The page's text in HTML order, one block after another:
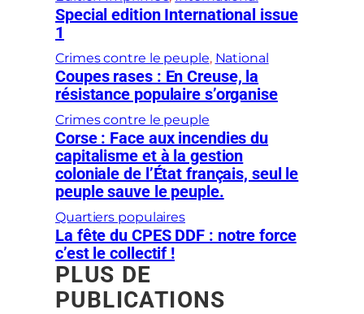
Special edition International issue
1
Crimes contre le peuple, National
Coupes rases : En Creuse, la
résistance populaire s’organise
Crimes contre le peuple
Corse : Face aux incendies du
capitalisme et à la gestion
coloniale de l’État français, seul le
peuple sauve le peuple.
Quartiers populaires
La fête du CPES DDF : notre force
c’est le collectif !
PLUS DE
PUBLICATIONS